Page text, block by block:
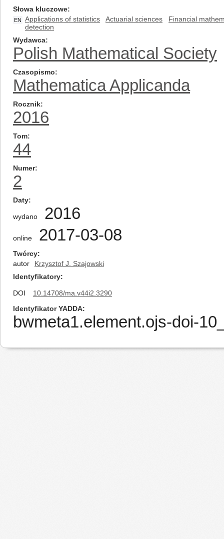
Słowa kluczowe
EN Applications of statistics Actuarial sciences
Financial
detection
Wydawca
Polish Mathematical Society
Czasopismo
Mathematica Applicanda
Rocznik
2016
Tom
44
Numer
2
Daty
wydano 2016
online 2017-03-08
Twórcy
autor
Krzysztof J. Szajowski
Identyfikatory
DOI
10.14708/ma.v44i2.3290
Identyfikator YADDA
bwmeta1.element.ojs-doi-